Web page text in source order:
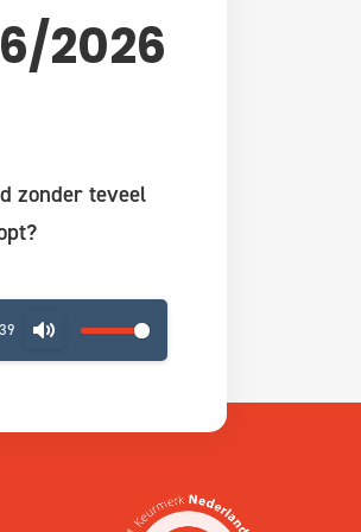
2026
zonder teveel
MUTE